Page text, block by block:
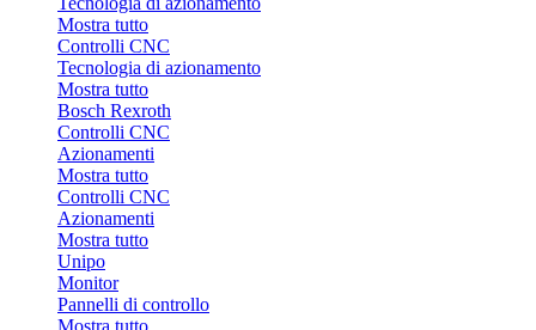
Mostra tutto
Controlli CNC
Tecnologia di azionamento
Mostra tutto
Bosch Rexroth
Controlli CNC
Azionamenti
Mostra tutto
Controlli CNC
Azionamenti
Mostra tutto
Unipo
Monitor
Pannelli di controllo
Mostra tutto